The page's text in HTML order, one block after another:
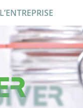
L’ENTREPRISE